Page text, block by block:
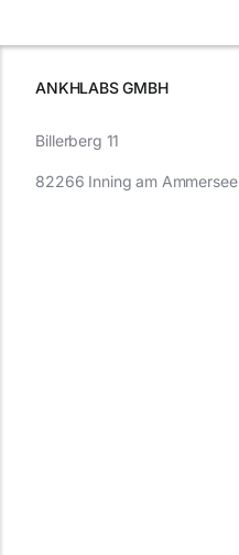
müssen
ANKHLABS GMBH
Billerberg 11
82266 Inning am Ammersee